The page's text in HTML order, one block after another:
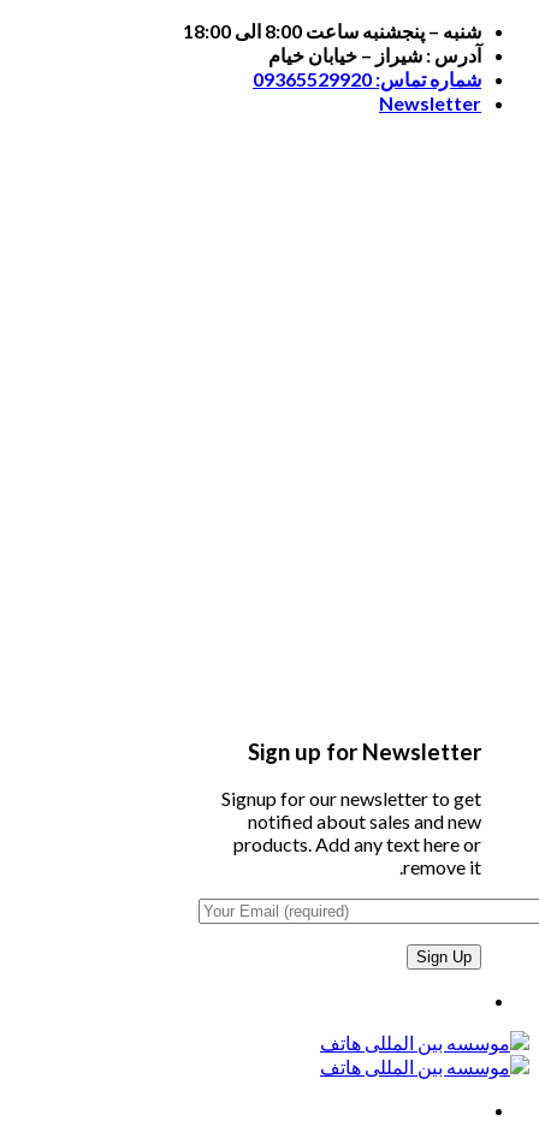
Skip
content
شنبه – پنجشنبه ساعت 8:00 الی 18:00
آدرس : شیراز – خیابان خیام
شماره تماس: 09365529920
Newsletter
Sign up for Newsletter
Signup for our newsletter to get
notified about sales and new
products. Add any text here or
remove it.